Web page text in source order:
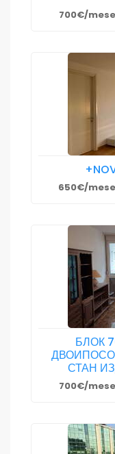
700€/
650€/
БЛОК
СТАН
700€/